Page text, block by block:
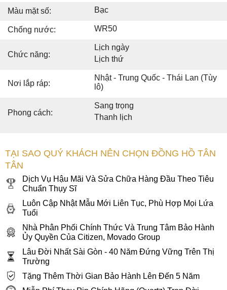
Màu mặt số: Bạc
Chống nước: WR50
Chức năng:
Lịch ngày
Lịch thứ
Nơi lắp ráp:
Nhật - Trung Quốc - Thái Lan (Tùy
lô)
Phong cách:
Sang trọng
Thanh lịch
TẠI SAO QUÝ KHÁCH NÊN CHỌN ĐỒNG HỒ TÂN
TÂN
Dịch Vụ Hậu Mãi Và Sửa Chữa Hàng Đầu Theo Tiêu
Chuẩn Thụy Sĩ
Luôn Cập Nhật Mẫu Mới Liên Tục, Phù Hợp Mọi Lứa
Tuổi
Nhà Phân Phối Chính Thức Và Trung Tâm Bảo Hành
Ủy Quyền Của Citizen, Movado Group
Lâu Đời Nhất Sài Gòn - 40 Năm Đứng Vững Trên Thị
Trường
Tặng Thêm Thời Gian Bảo Hành Lên Đến 5 Năm